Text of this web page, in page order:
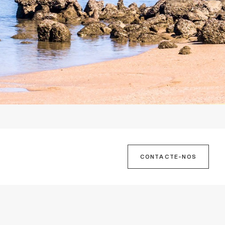
CONTACTE-NOS